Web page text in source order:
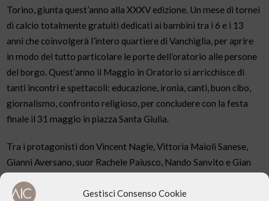
Gestisci Consenso Cookie
Torino, giunta quest’anno alla XXXV edizione. Un mese di tornei
di calcio totalmente gratuiti dedicati ai bambini tra i 6 e i 13
anni che coinvolgerà l’intero quartiere di Vanchiglia, per aprire
in modo del tutto particolare le porte dell’oratorio alle persone
del borgo. Quest’anno il Maggio in Oratorio si arricchisce di
tanti incontri e spettacoli: educazione, ironia, canti, buon cibo,
giornalismo, confronto religioso, per concludere con la festa
finale il 31 maggio in piazza Santa Giulia.
Tra i protagonisti don Vincent Nagle, Vittoria Maioli Sanese,
Gianni Aversano, suor Rachele Paiusco, Nando Sanvito e Gian